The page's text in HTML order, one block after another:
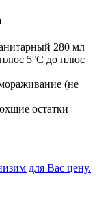
280 мл
5°C до плюс
(не
остатки
для Вас цену.